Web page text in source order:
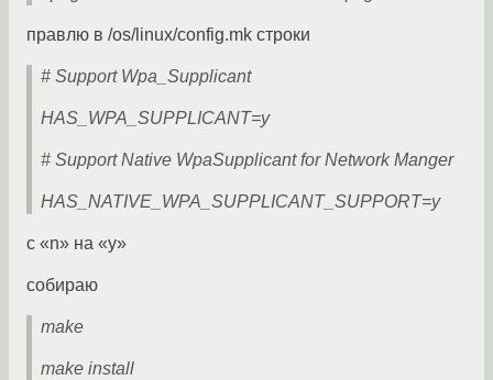
правлю в /os/linux/config.mk строки
# Support Wpa_Supplicant
HAS_WPA_SUPPLICANT=y
# Support Native WpaSupplicant for Network Manger
HAS_NATIVE_WPA_SUPPLICANT_SUPPORT=y
c «n» на «y»
собираю
make
make install